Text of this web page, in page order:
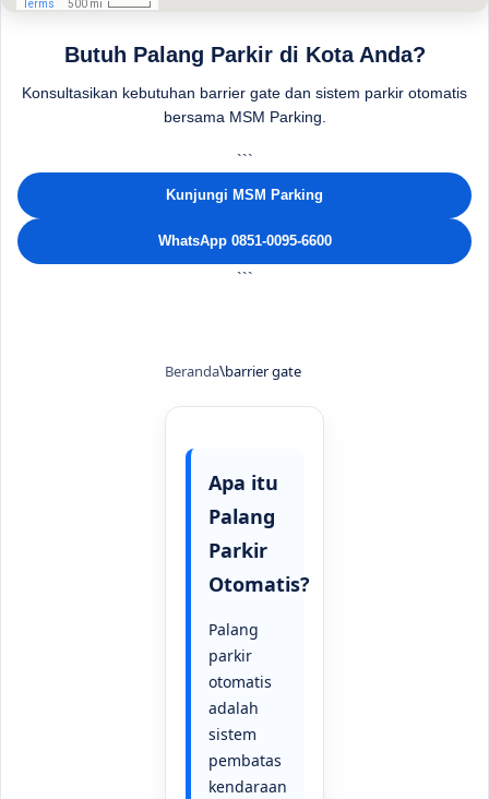
Butuh Palang Parkir di Kota Anda?
Konsultasikan kebutuhan barrier gate dan sistem parkir otomatis
bersama MSM Parking.
```
Kunjungi MSM Parking
WhatsApp 0851-0095-6600
```
Beranda barrier gate
Apa itu
Palang
Parkir
Otomatis?
Palang
parkir
otomatis
adalah
sistem
pembatas
kendaraan